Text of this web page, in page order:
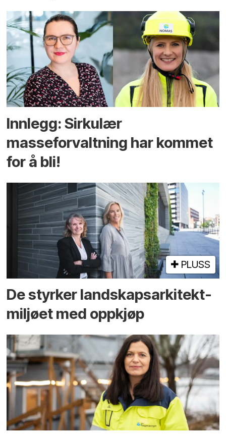
Innlegg: Sirkulær
masseforvaltning har kommet
for å bli!
PLUSS
De styrker landskaps­arkitekt­
miljøet med oppkjøp